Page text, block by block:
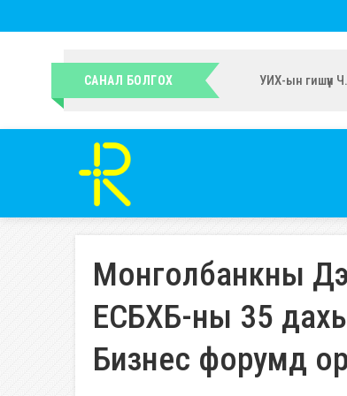
САНАЛ БОЛГОХ УИХ-ын гишүүн
Монголбанкны
ЕСБХБ-ны 35
Бизнес форумд